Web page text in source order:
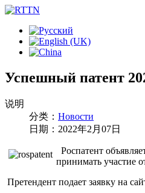
Успешный патент
说明
分类： Новости
日期：2022年2月07日
Роспатент
принимать участие
Претендент подает заявку на